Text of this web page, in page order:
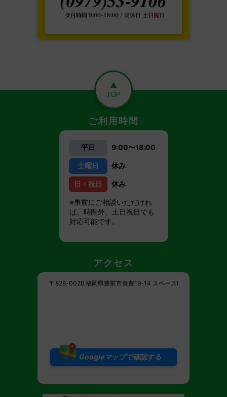
ご利用時間
平日 9:00〜18:00
土曜日 休み
日・祝日 休み
※事前にご相談いただけれ
ば、時間外、土日祝日でも
対応可能です。
アクセス
〒828-0028 福岡県豊前市青豊19-14 スペースI
Googleマップで確認する